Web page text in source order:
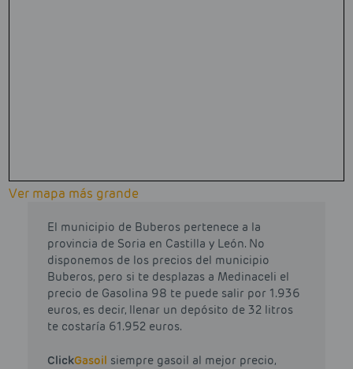
Ver mapa más grande
El municipio de Buberos pertenece a la
provincia de Soria en Castilla y León. No
disponemos de los precios del municipio
Buberos, pero si te desplazas a Medinaceli el
precio de Gasolina 98 te puede salir por 1.936
euros, es decir, llenar un depósito de 32 litros
te costaría 61.952 euros.
ClickGasoil siempre gasoil al mejor precio,